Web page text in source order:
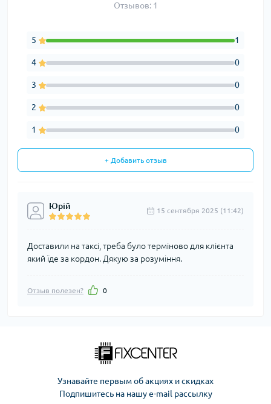
Отзывов: 1
5 1
4 0
3 0
2 0
1 0
+ Добавить отзыв
Юрій 15 сентября 2025 (11:42)
Доставили на таксі, треба було терміново для клієнта
який їде за кордон. Дякую за розуміння.
Отзыв полезен? 0
Узнавайте первым об акциях и скидках
Подпишитесь на нашу e-mail рассылку